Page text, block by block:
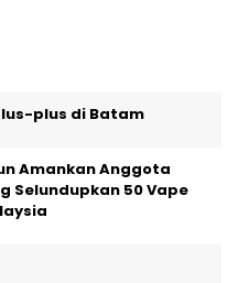
plus di Batam
Amankan Anggota
Selundupkan 50 Vape